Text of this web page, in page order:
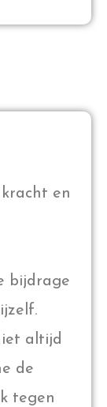
en
bijdrage
altijd
de
tegen